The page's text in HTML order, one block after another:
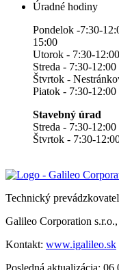
Úradné hodiny
Pondelok -7:30-
15:00
Utorok - 7:30-
Streda - 7:30-
Štvrtok -
Piatok - 7:30-12:00
Stavebný úrad
Streda - 7:30-
Štvrtok - 7:30-
Technický
Galileo Corporation
Kontakt: www.igalileo.sk